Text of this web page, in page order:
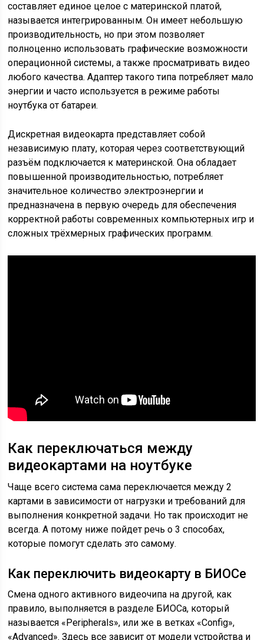
составляет единое целое с материнской платой,
называется интегрированным. Он имеет небольшую
производительность, но при этом позволяет
полноценно использовать графические возможности
операционной системы, а также просматривать видео
любого качества. Адаптер такого типа потребляет мало
энергии и часто используется в режиме работы
ноутбука от батареи.
Дискретная видеокарта представляет собой
независимую плату, которая через соответствующий
разъём подключается к материнской. Она обладает
повышенной производительностью, потребляет
значительное количество электроэнергии и
предназначена в первую очередь для обеспечения
корректной работы современных компьютерных игр и
сложных трёхмерных графических программ.
Как переключаться между
видеокартами на ноутбуке
Чаще всего система сама переключается между 2
картами в зависимости от нагрузки и требований для
выполнения конкретной задачи. Но так происходит не
всегда. А потому ниже пойдет речь о 3 способах,
которые помогут сделать это самому.
Как переключить видеокарту в БИОСе
Смена одного активного видеочипа на другой, как
правило, выполняется в разделе БИОСа, который
называется «Peripherals», или же в ветках «Config»,
«Advanced». Здесь все зависит от модели устройства и